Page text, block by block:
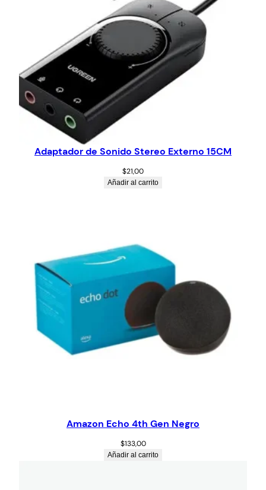
Adaptador de Sonido Stereo Externo 15CM
$21,00
Añadir al carrito
Amazon Echo 4th Gen Negro
$133,00
Añadir al carrito